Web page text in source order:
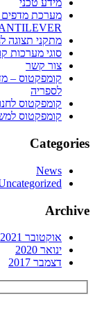
מידע טכני
מתקני תצוגה
סוגי מערכות
צור קשר
קומפקטוס –
לספריה
קומפקטוס
קומפקטוס
Categories
News
Archive
אוקטובר 2021
ינואר 2020
דצמבר 2017